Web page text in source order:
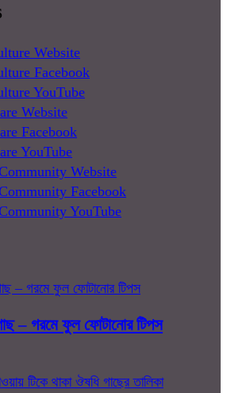
Website
Facebook
YouTube
Website
Facebook
YouTube
Website
Facebook
YouTube
– গরমে ফুল ফোটানোর টিপস